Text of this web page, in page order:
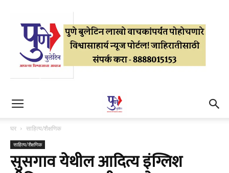
घर साहित्य/शैक्षणिक
साहित्य/शैक्षणिक
सुसगाव येथील आदित्य इंग्लिश